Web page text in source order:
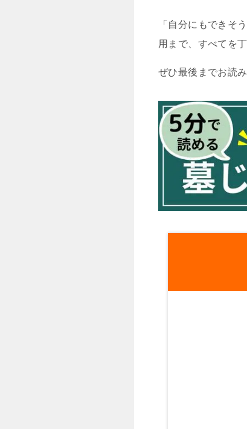
「自分にもできそ
用まで、すべてを
ぜひ最後までお読